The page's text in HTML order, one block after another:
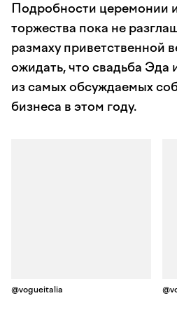
Подробности церемонии
торжества пока не
размаху приветственной
ожидать, что свадьба Эда
из самых обсуждаемых
бизнеса в этом году.
@vogueitalia